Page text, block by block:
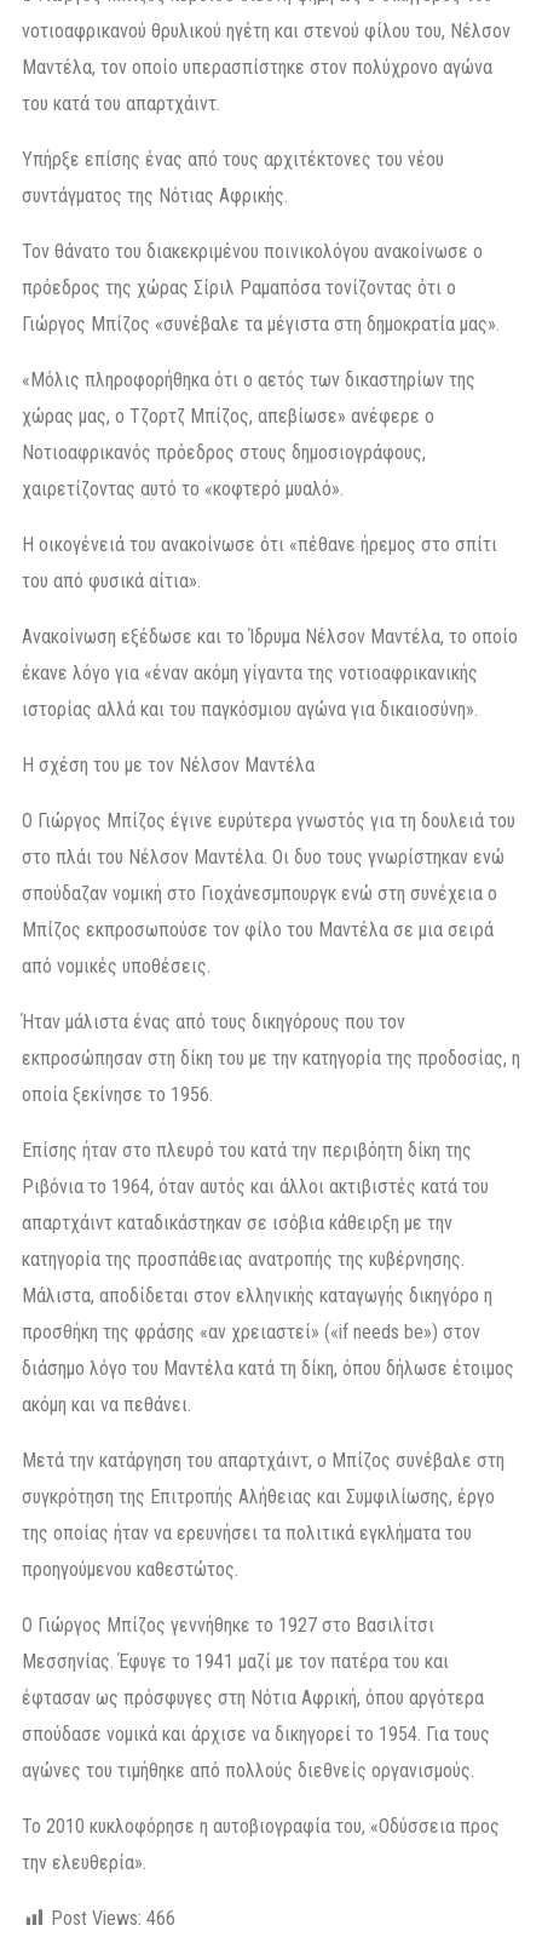
νοτιοαφρικανού θρυλικού ηγέτη και στενού φίλου του, Νέλσον
Μαντέλα, τον οποίο υπερασπίστηκε στον πολύχρονο αγώνα
του κατά του απαρτχάιντ.
Υπήρξε επίσης ένας από τους αρχιτέκτονες του νέου
συντάγματος της Νότιας Αφρικής.
Τον θάνατο του διακεκριμένου ποινικολόγου ανακοίνωσε ο
πρόεδρος της χώρας Σίριλ Ραμαπόσα τονίζοντας ότι ο
Γιώργος Μπίζος «συνέβαλε τα μέγιστα στη δημοκρατία μας».
«Μόλις πληροφορήθηκα ότι ο αετός των δικαστηρίων της
χώρας μας, ο Τζορτζ Μπίζος, απεβίωσε» ανέφερε ο
Νοτιοαφρικανός πρόεδρος στους δημοσιογράφους,
χαιρετίζοντας αυτό το «κοφτερό μυαλό».
Η οικογένειά του ανακοίνωσε ότι «πέθανε ήρεμος στο σπίτι
του από φυσικά αίτια».
Ανακοίνωση εξέδωσε και το Ίδρυμα Νέλσον Μαντέλα, το οποίο
έκανε λόγο για «έναν ακόμη γίγαντα της νοτιοαφρικανικής
ιστορίας αλλά και του παγκόσμιου αγώνα για δικαιοσύνη».
Η σχέση του με τον Νέλσον Μαντέλα
Ο Γιώργος Μπίζος έγινε ευρύτερα γνωστός για τη δουλειά του
στο πλάι του Νέλσον Μαντέλα. Οι δυο τους γνωρίστηκαν ενώ
σπούδαζαν νομική στο Γιοχάνεσμπουργκ ενώ στη συνέχεια ο
Μπίζος εκπροσωπούσε τον φίλο του Μαντέλα σε μια σειρά
από νομικές υποθέσεις.
Ήταν μάλιστα ένας από τους δικηγόρους που τον
εκπροσώπησαν στη δίκη του με την κατηγορία της προδοσίας, η
οποία ξεκίνησε το 1956.
Επίσης ήταν στο πλευρό του κατά την περιβόητη δίκη της
Ριβόνια το 1964, όταν αυτός και άλλοι ακτιβιστές κατά του
απαρτχάιντ καταδικάστηκαν σε ισόβια κάθειρξη με την
κατηγορία της προσπάθειας ανατροπής της κυβέρνησης.
Μάλιστα, αποδίδεται στον ελληνικής καταγωγής δικηγόρο η
προσθήκη της φράσης «αν χρειαστεί» («if needs be») στον
διάσημο λόγο του Μαντέλα κατά τη δίκη, όπου δήλωσε έτοιμος
ακόμη και να πεθάνει.
Μετά την κατάργηση του απαρτχάιντ, ο Μπίζος συνέβαλε στη
συγκρότηση της Επιτροπής Αλήθειας και Συμφιλίωσης, έργο
της οποίας ήταν να ερευνήσει τα πολιτικά εγκλήματα του
προηγούμενου καθεστώτος.
Ο Γιώργος Μπίζος γεννήθηκε το 1927 στο Βασιλίτσι
Μεσσηνίας. Έφυγε το 1941 μαζί με τον πατέρα του και
έφτασαν ως πρόσφυγες στη Νότια Αφρική, όπου αργότερα
σπούδασε νομικά και άρχισε να δικηγορεί το 1954. Για τους
αγώνες του τιμήθηκε από πολλούς διεθνείς οργανισμούς.
Το 2010 κυκλοφόρησε η αυτοβιογραφία του, «Οδύσσεια προς
την ελευθερία».
Post Views: 466